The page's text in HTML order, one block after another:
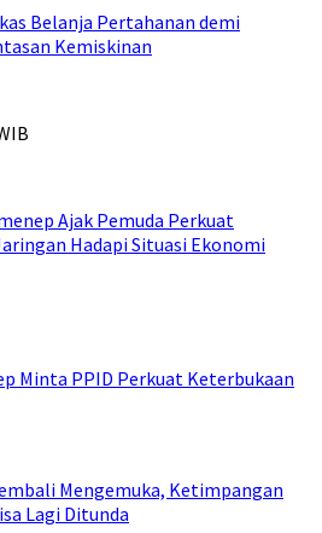
Belanja Pertahanan demi
Kemiskinan
Ajak Pemuda Perkuat
Hadapi Situasi Ekonomi
Minta PPID Perkuat Keterbukaan
Mengemuka, Ketimpangan
Lagi Ditunda